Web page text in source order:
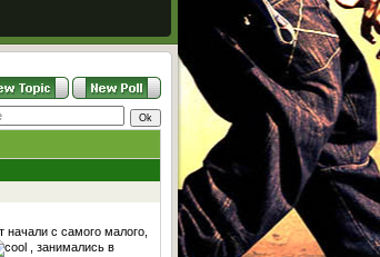
с самого малого,
, занимались в